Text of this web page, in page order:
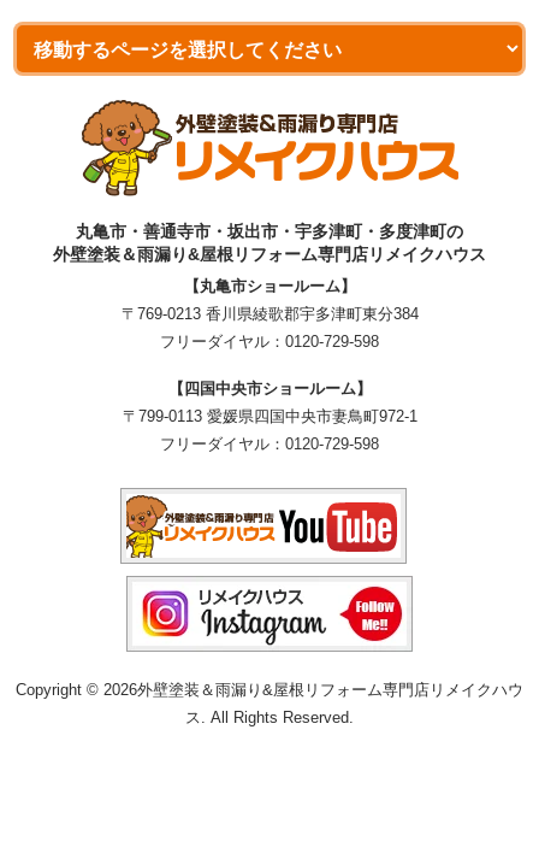
丸亀市・善通寺市・坂出市・宇多津町・多度津町の
外壁塗装＆雨漏り&屋根リフォーム専門店リメイクハウス
【丸亀市ショールーム】
〒769-0213 香川県綾歌郡宇多津町東分384
フリーダイヤル： 0120-729-598
【四国中央市ショールーム】
〒799-0113 愛媛県四国中央市妻鳥町972-1
フリーダイヤル： 0120-729-598
Copyright © 2026外壁塗装＆雨漏り&屋根リフォーム専門店リメイクハウ
ス. All Rights Reserved.